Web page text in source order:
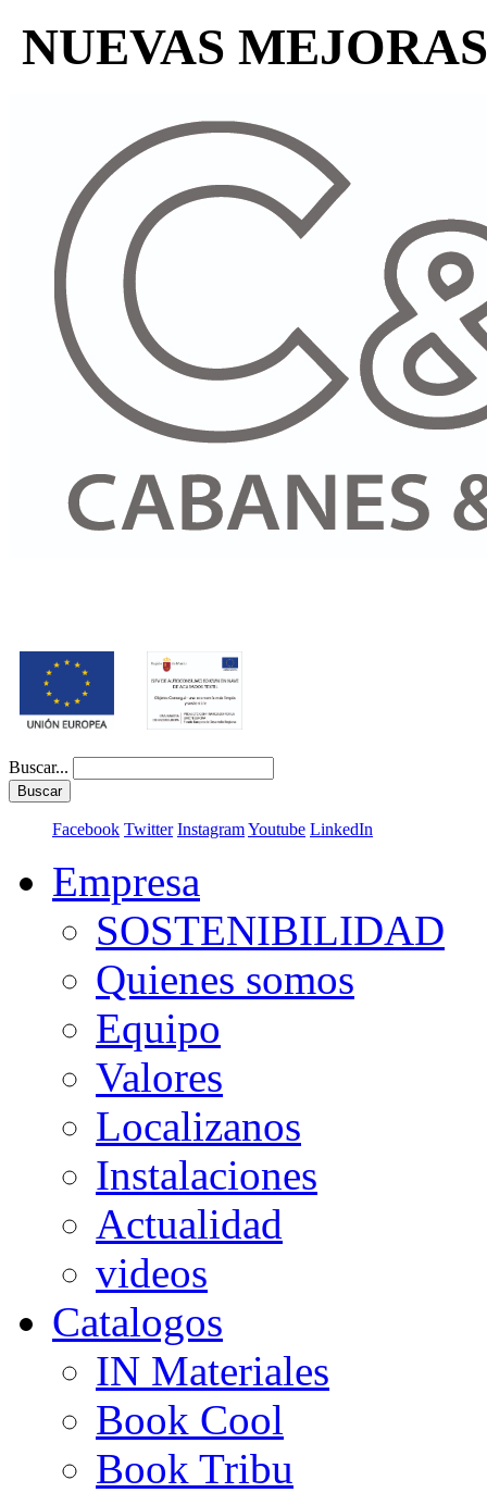
NUEVAS
Buscar...
Buscar
Facebook Twitter InstagramYoutube LinkedIn
Empresa
SOSTENIBILIDAD
Quienes somos
Equipo
Valores
Localizanos
Instalaciones
Actualidad
videos
Catalogos
IN Materiales
Book Cool
Book Tribu